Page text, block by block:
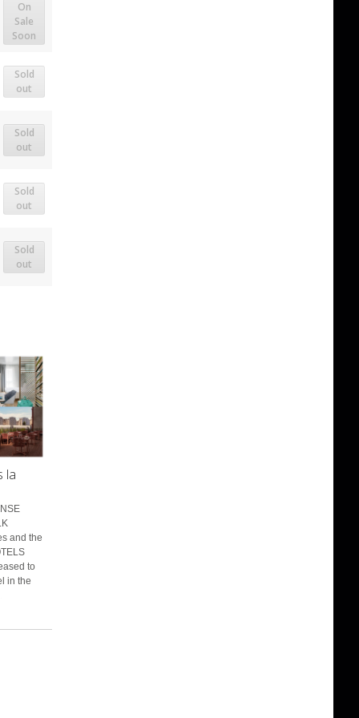
On
Sale
Soon
Sold
out
Sold
out
Sold
out
Sold
out
la
and the
to
in the